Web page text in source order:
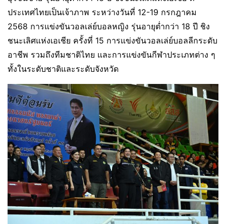
ประเทศไทยเป็นเจ้าภาพ ระหว่างวันที่ 12-19 กรกฎาคม
2568 การแข่งขันวอลเล่ย์บอลหญิง รุ่นอายุต่ำกว่า 18 ปี ชิง
ชนะเลิศแห่งเอเชีย ครั้งที่ 15 การแข่งขันวอลเล่ย์บอลลีกระดับ
อาชีพ รวมถึงทีมชาติไทย และการแข่งขันกีฬาประเภทต่าง ๆ
ทั้งในระดับชาติและระดับจังหวัด